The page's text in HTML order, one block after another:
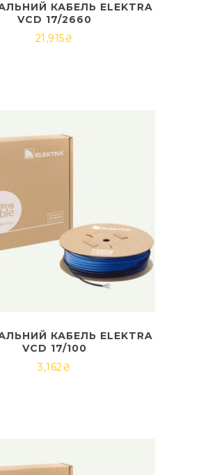
КАБЕЛЬ ELEKTRA
VCD 17/2660
21,915₴
КАБЕЛЬ ELEKTRA
VCD 17/100
3,162₴